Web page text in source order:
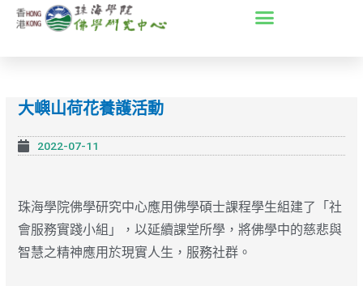
Skip
大嶼山荷花養護活動
2022-07-11
珠海學院佛學研究中心應用佛學碩士課程學生組建了「社
會服務實踐小組」，以延續課堂所學，將佛學中的慈悲與
智慧之精神應用於現實人生，服務社群。